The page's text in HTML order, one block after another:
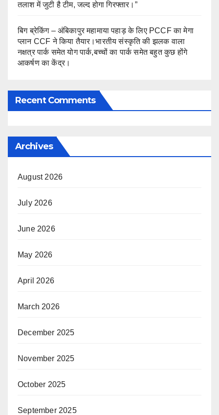
तलाश में जुटी है टीम, जल्द होगा गिरफ्तार।”
बिग ब्रेकिंग – अंबिकापुर महामाया पहाड़ के लिए PCCF का मेगा
प्लान CCF ने किया तैयार।भारतीय संस्कृति की झलक वाला
नक्षत्र पार्क समेत योग पार्क,बच्चों का पार्क समेत बहुत कुछ होंगे
आकर्षण का केंद्र।
Recent Comments
Archives
August 2026
July 2026
June 2026
May 2026
April 2026
March 2026
December 2025
November 2025
October 2025
September 2025